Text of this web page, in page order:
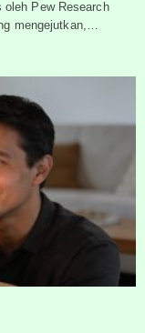
Pew Research
mengejutkan,…